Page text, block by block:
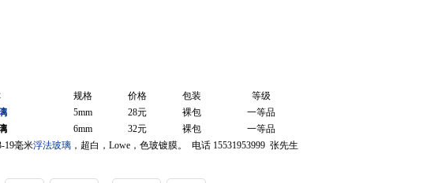
规格 价格 包装
等级
5mm 28元 裸包
一等品
6mm 32元 裸包
一等品
19毫米浮法玻璃 ，超白，Lowe，色玻镀膜。 电话 15531953999 张先生